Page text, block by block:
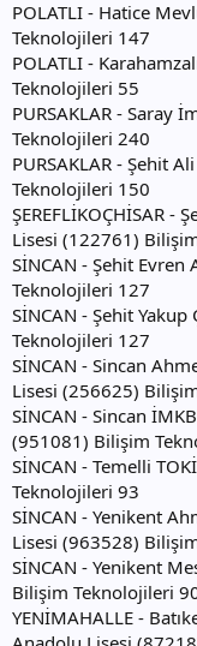
POLATLI - Hatice
Teknolojileri 147
POLATLI -
Teknolojileri 55
PURSAKLAR - Saray
Teknolojileri 240
PURSAKLAR - Şehit
Teknolojileri 150
ŞEREFLİKOÇHİSAR -
Lisesi (122761)
SİNCAN - Şehit
Teknolojileri 127
SİNCAN - Şehit
Teknolojileri 127
SİNCAN - Sincan
Lisesi (256625)
SİNCAN - Sincan
(951081) Bilişim
SİNCAN - Temelli
Teknolojileri 93
SİNCAN - Yenikent
Lisesi (963528)
SİNCAN - Yenikent
Bilişim Teknolojileri
YENİMAHALLE -